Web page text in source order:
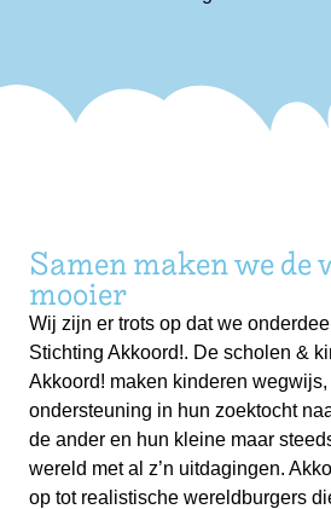
Samen maken we de
mooier
Wij zijn er trots op dat we
Stichting Akkoord!. De scholen &
Akkoord! maken kinderen
ondersteuning in hun zoektocht
de ander en hun kleine maar
wereld met al z’n uitdagingen.
op tot realistische wereldburgers